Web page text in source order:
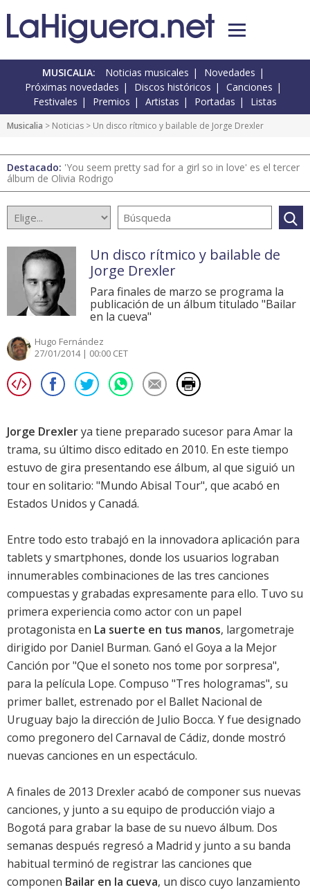
MUSICALIA: Noticias musicales
Novedades
Próximas novedades
Discos históricos
Canciones
Festivales
Premios Artistas Portadas Listas
Musicalia > Noticias > Un disco rítmico y bailable de Jorge Drexler
Destacado: 'You seem pretty sad for a girl so in love' es el tercer
álbum de Olivia Rodrigo
Un disco rítmico y bailable de
Jorge Drexler
Para finales de marzo se programa la
publicación de un álbum titulado "Bailar
en la cueva"
Hugo Fernández
27/01/2014 | 00:00 CET
Jorge Drexlerya tiene preparado sucesor para Amar la
trama, su último disco editado en 2010. En este tiempo
estuvo de gira presentando ese álbum, al que siguió un
tour en solitario: "Mundo Abisal Tour", que acabó en
Estados Unidos y Canadá.
Entre todo esto trabajó en la innovadora aplicación para
tablets y smartphones, donde los usuarios lograban
innumerables combinaciones de las tres canciones
compuestas y grabadas expresamente para ello. Tuvo su
primera experiencia como actor con un papel
protagonista en La suerte en tus manos, largometraje
dirigido por Daniel Burman. Ganó el Goya a la Mejor
Canción por "Que el soneto nos tome por sorpresa",
para la película Lope. Compuso "Tres hologramas", su
primer ballet, estrenado por el Ballet Nacional de
Uruguay bajo la dirección de Julio Bocca. Y fue designado
como pregonero del Carnaval de Cádiz, donde mostró
nuevas canciones en un espectáculo.
A finales de 2013 Drexleracabó de componer sus nuevas
canciones, y junto a su equipo de producción viajo a
Bogotá para grabar la base de su nuevo álbum. Dos
semanas después regresó a Madrid y junto a su banda
habitual terminó de registrar las canciones que
componen Bailar en la cueva, un disco cuyo lanzamiento